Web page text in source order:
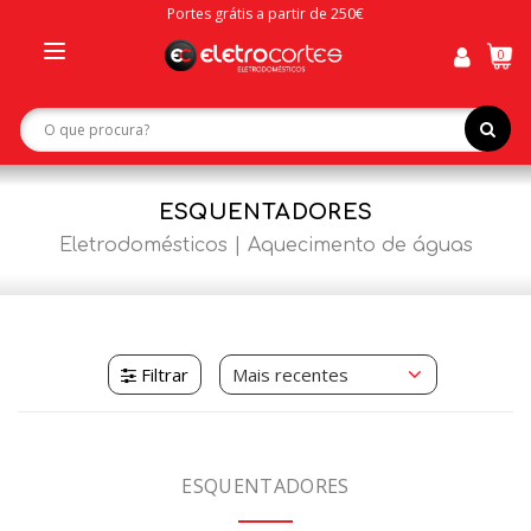
Portes grátis a partir de 250€
navigation
0
ESQUENTADORES
Eletrodomésticos Aquecimento de águas
Filtrar
ESQUENTADORES